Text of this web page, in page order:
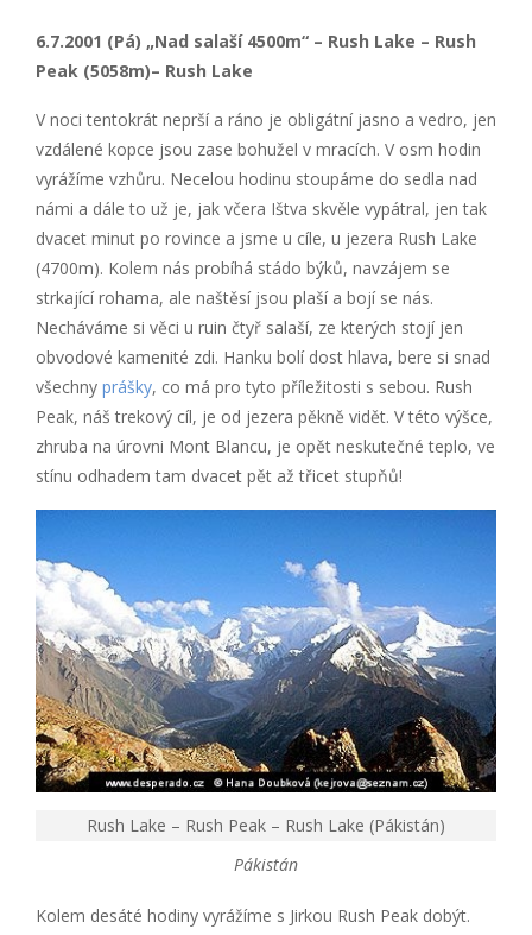
6.7.2001 (Pá) „Nad salaší 4500m“ – Rush Lake – Rush
Peak (5058m)– Rush Lake
V noci tentokrát neprší a ráno je obligátní jasno a vedro, jen
vzdálené kopce jsou zase bohužel v mracích. V osm hodin
vyrážíme vzhůru. Necelou hodinu stoupáme do sedla nad
námi a dále to už je, jak včera Ištva skvěle vypátral, jen tak
dvacet minut po rovince a jsme u cíle, u jezera Rush Lake
(4700m). Kolem nás probíhá stádo býků, navzájem se
strkající rohama, ale naštěsí jsou plaší a bojí se nás.
Necháváme si věci u ruin čtyř salaší, ze kterých stojí jen
obvodové kamenité zdi. Hanku bolí dost hlava, bere si snad
všechny prášky, co má pro tyto příležitosti s sebou. Rush
Peak, náš trekový cíl, je od jezera pěkně vidět. V této výšce,
zhruba na úrovni Mont Blancu, je opět neskutečné teplo, ve
stínu odhadem tam dvacet pět až třicet stupňů!
Rush Lake – Rush Peak – Rush Lake (Pákistán)
Pákistán
Kolem desáté hodiny vyrážíme s Jirkou Rush Peak dobýt.